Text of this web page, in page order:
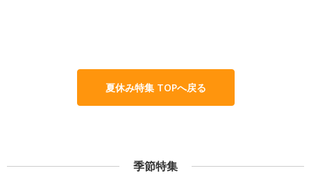
夏休み特集 TOPへ戻る
季節特集